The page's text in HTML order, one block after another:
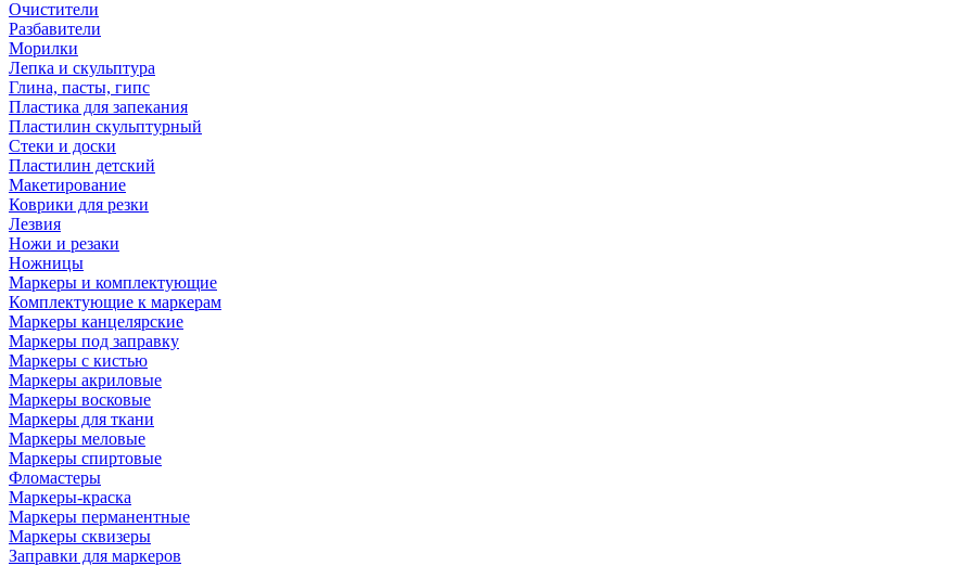
Очистители
Разбавители
Морилки
Лепка и скульптура
Глина, пасты, гипс
Пластика для запекания
Пластилин скульптурный
Стеки и доски
Пластилин детский
Макетирование
Коврики для резки
Лезвия
Ножи и резаки
Ножницы
Маркеры и комплектующие
Комплектующие к маркерам
Маркеры канцелярские
Маркеры под заправку
Маркеры с кистью
Маркеры акриловые
Маркеры восковые
Маркеры для ткани
Маркеры меловые
Маркеры спиртовые
Фломастеры
Маркеры-краска
Маркеры перманентные
Маркеры сквизеры
Заправки для маркеров